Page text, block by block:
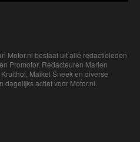
Motor.nl bestaat uit alle redactieleden
Promotor. Redacteuren Marien
Maikel Sneek en diverse
dagelijks actief voor Motor.nl.